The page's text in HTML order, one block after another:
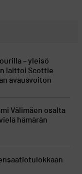
– yleisö
laittoi Scottie
avausvoiton
Välimäen osalta
hämärän